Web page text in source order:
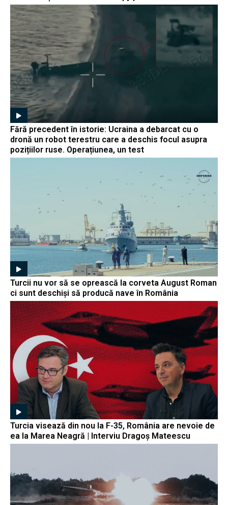
Fără precedent în istorie: Ucraina a debarcat cu o
dronă un robot terestru care a deschis focul asupra
pozițiilor ruse. Operațiunea, un test
Turcii nu vor să se oprească la corveta August Roman
ci sunt deschiși să producă nave în România
Turcia visează din nou la F-35, România are nevoie de
ea la Marea Neagră | Interviu Dragoș Mateescu